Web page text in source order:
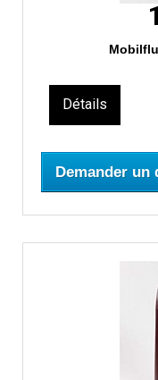
Détails
Demander un